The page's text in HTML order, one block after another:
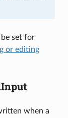
set for
or editing
when a